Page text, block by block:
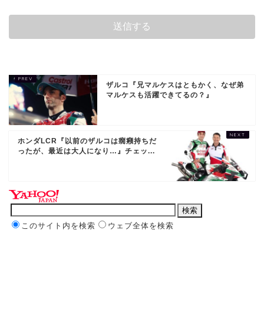
ザルコ『兄マルケスはともかく、なぜ弟
マルケスも活躍できてるの？』
ホンダLCR『以前のザルコは癇癪持ちだ
ったが、最近は大人になり…』チェッ...
このサイト内を検索 ウェブ全体を検索